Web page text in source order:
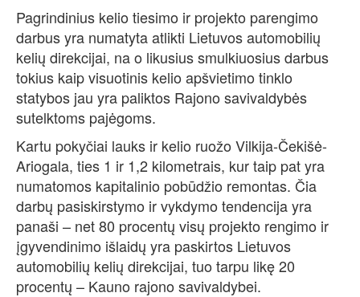
Pagrindinius kelio tiesimo ir projekto parengimo
darbus yra numatyta atlikti Lietuvos automobilių
kelių direkcijai, na o likusius smulkiuosius darbus
tokius kaip visuotinis kelio apšvietimo tinklo
statybos jau yra paliktos Rajono savivaldybės
sutelktoms pajėgoms.
Kartu pokyčiai lauks ir kelio ruožo Vilkija-Čekišė-
Ariogala, ties 1 ir 1,2 kilometrais, kur taip pat yra
numatomos kapitalinio pobūdžio remontas. Čia
darbų pasiskirstymo ir vykdymo tendencija yra
panaši – net 80 procentų visų projekto rengimo ir
įgyvendinimo išlaidų yra paskirtos Lietuvos
automobilių kelių direkcijai, tuo tarpu likę 20
procentų – Kauno rajono savivaldybei.